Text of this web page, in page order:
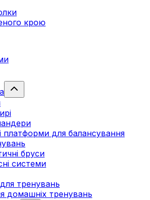
крою
платформи для балансування
бруси
системи
тренувань
домашніх тренувань